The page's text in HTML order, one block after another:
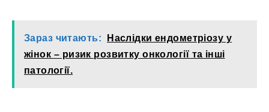
Зараз читають:
Наслідки ендометріозу у
жінок – ризик розвитку онкології та інші
патології.